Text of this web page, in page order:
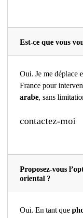
Est-ce que vous
Oui. Je me déplace
France pour
arabe, sans
contactez-moi
Proposez-vous
oriental ?
Oui. En tant que